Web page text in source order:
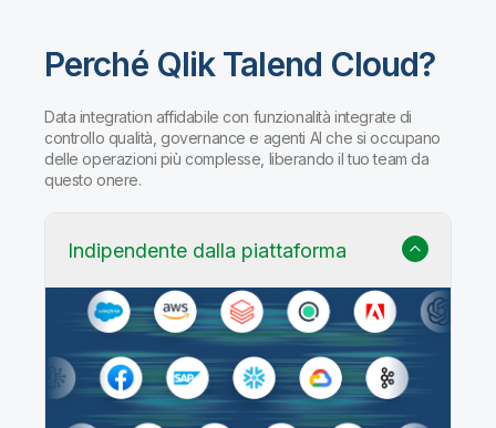
Perché Qlik Talend Cloud?
Data integration affidabile con funzionalità integrate di
controllo qualità, governance e agenti AI che si occupano
delle operazioni più complesse, liberando il tuo team da
questo onere.
Indipendente dalla piattaforma